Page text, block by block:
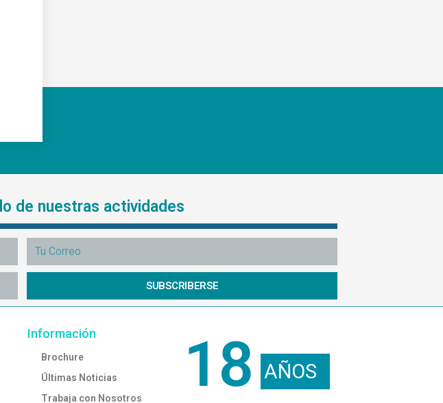
de nuestras actividades
SUBSCRIBERSE
Información
Brochure
Últimas Noticias
Trabaja con Nosotros
18 AÑOS